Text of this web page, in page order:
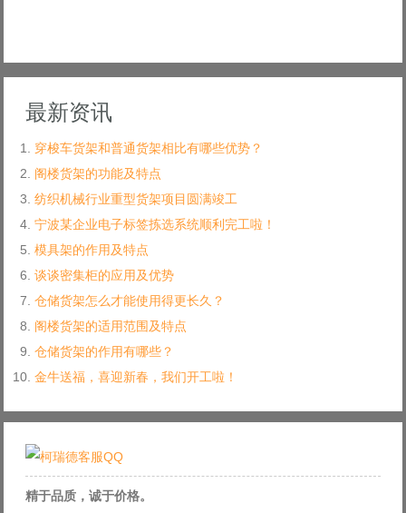
最新资讯
穿梭车货架和普通货架相比有哪些优势？
阁楼货架的功能及特点
纺织机械行业重型货架项目圆满竣工
宁波某企业电子标签拣选系统顺利完工啦！
模具架的作用及特点
谈谈密集柜的应用及优势
仓储货架怎么才能使用得更长久？
阁楼货架的适用范围及特点
仓储货架的作用有哪些？
金牛送福，喜迎新春，我们开工啦！
精于品质，诚于价格。